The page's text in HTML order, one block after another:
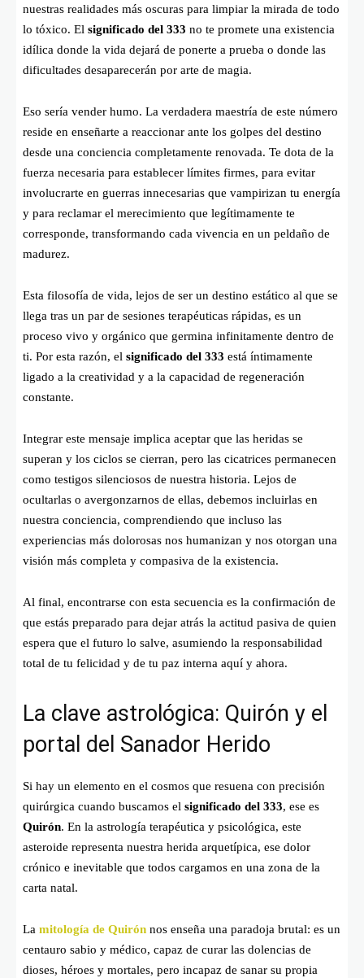
nuestras realidades más oscuras para limpiar la mirada de todo
lo tóxico. El significado del 333 no te promete una existencia
idílica donde la vida dejará de ponerte a prueba o donde las
dificultades desaparecerán por arte de magia.
Eso sería vender humo. La verdadera maestría de este número
reside en enseñarte a reaccionar ante los golpes del destino
desde una conciencia completamente renovada. Te dota de la
fuerza necesaria para establecer límites firmes, para evitar
involucrarte en guerras innecesarias que vampirizan tu energía
y para reclamar el merecimiento que legítimamente te
corresponde, transformando cada vivencia en un peldaño de
madurez.
Esta filosofía de vida, lejos de ser un destino estático al que se
llega tras un par de sesiones terapéuticas rápidas, es un
proceso vivo y orgánico que germina infinitamente dentro de
ti. Por esta razón, el significado del 333 está íntimamente
ligado a la creatividad y a la capacidad de regeneración
constante.
Integrar este mensaje implica aceptar que las heridas se
superan y los ciclos se cierran, pero las cicatrices permanecen
como testigos silenciosos de nuestra historia. Lejos de
ocultarlas o avergonzarnos de ellas, debemos incluirlas en
nuestra conciencia, comprendiendo que incluso las
experiencias más dolorosas nos humanizan y nos otorgan una
visión más completa y compasiva de la existencia.
Al final, encontrarse con esta secuencia es la confirmación de
que estás preparado para dejar atrás la actitud pasiva de quien
espera que el futuro lo salve, asumiendo la responsabilidad
total de tu felicidad y de tu paz interna aquí y ahora.
La clave astrológica: Quirón y el
portal del Sanador Herido
Si hay un elemento en el cosmos que resuena con precisión
quirúrgica cuando buscamos el significado del 333, ese es
Quirón. En la astrología terapéutica y psicológica, este
asteroide representa nuestra herida arquetípica, ese dolor
crónico e inevitable que todos cargamos en una zona de la
carta natal.
La mitología de Quirón nos enseña una paradoja brutal: es un
centauro sabio y médico, capaz de curar las dolencias de
dioses, héroes y mortales, pero incapaz de sanar su propia